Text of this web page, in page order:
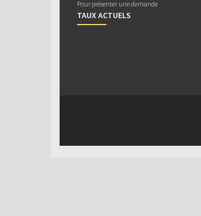
Pour présenter une demande
TAUX ACTUELS